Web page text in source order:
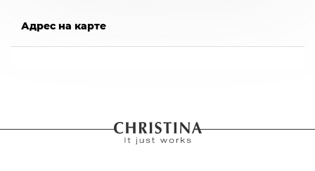
Адрес на карте